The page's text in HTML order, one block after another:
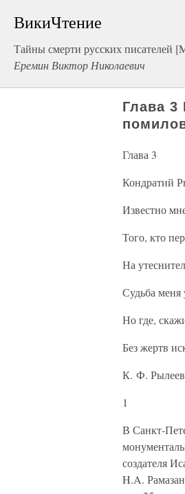
ВикиЧтение
Тайны смерти русских писателей
Еремин Виктор Николаевич
Глава 3
Глава 3
Кондратий
Известно
Того, кто
На
Судьба меня
Но где,
Без жертв
К. Ф. Рылеев
1
В Санкт-
создателя
H.A.